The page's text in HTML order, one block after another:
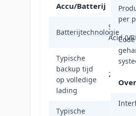
Accu/Batterij
Batterijtechnologie
Sealed
Acid
Typische
backup tijd
op volledige
lading
2,4 min
Typische
per
Code